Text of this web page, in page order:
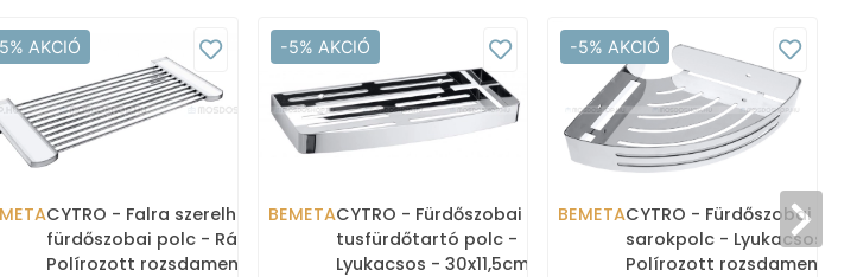
AKCIÓ
CYTRO - Falra szerelhető
fürdőszobai polc - Rácsos -
Polírozott rozsdamentes
-5% AKCIÓ
BEMETACYTRO - Fürdőszobai
tusfürdőtartó polc -
Lyukacsos - 30x11,5cm -
-5% AKCIÓ
BEMETACYTRO - Fürdőszobai
sarokpolc - Lyukacsos -
Polírozott rozsdamentes